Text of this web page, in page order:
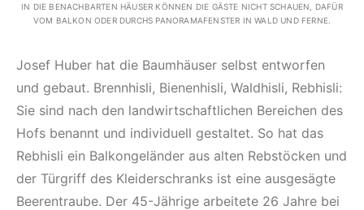
IN DIE BENACHBARTEN HÄUSER KÖNNEN DIE GÄSTE NICHT SCHAUEN, DAFÜR
VOM BALKON ODER DURCHS PANORAMAFENSTER IN WALD UND FERNE.
Josef Huber hat die Baumhäuser selbst entworfen
und gebaut. Brennhisli, Bienenhisli, Waldhisli, Rebhisli:
Sie sind nach den landwirtschaftlichen Bereichen des
Hofs benannt und individuell gestaltet. So hat das
Rebhisli ein Balkongeländer aus alten Rebstöcken und
der Türgriff des Kleiderschranks ist eine ausgesägte
Beerentraube. Der 45-Jährige arbeitete 26 Jahre bei